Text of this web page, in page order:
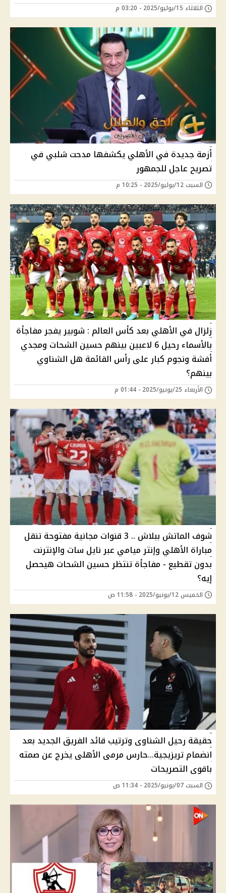
الثلاثاء 15/يوليو/2025 - 03:20 م
أزمة جديدة في الأهلي يكشفها مدحت شلبي في
تصريح عاجل للجمهور
السبت 12/يوليو/2025 - 10:25 م
زلزال في الأهلي بعد كأس العالم : شوبير يفجر مفاجأة
بالأسماء رحيل 6 لاعبين بينهم حسين الشحات ومجدي
أفشة ونجوم كبار على رأس القائمة هل الشناوي
بينهم؟
الأربعاء 25/يونيو/2025 - 01:44 م
شوف الماتش ببلاش .. 3 قنوات مجانية مفتوحة تنقل
مباراة الأهلي وإنتر ميامي عبر نايل سات والإنترنت
بدون تقطيع - مفاجأة تنتظر حسين الشحات هيحصل
إيه؟
الخميس 12/يونيو/2025 - 11:58 ص
حقيقة رحيل الشناوى وترتيب قائد الفريق الجديد بعد
انضمام تريزيجية...حارس مرمى الأهلى يخرج عن صمته
باقوى التصريحات
السبت 07/يونيو/2025 - 11:34 ص